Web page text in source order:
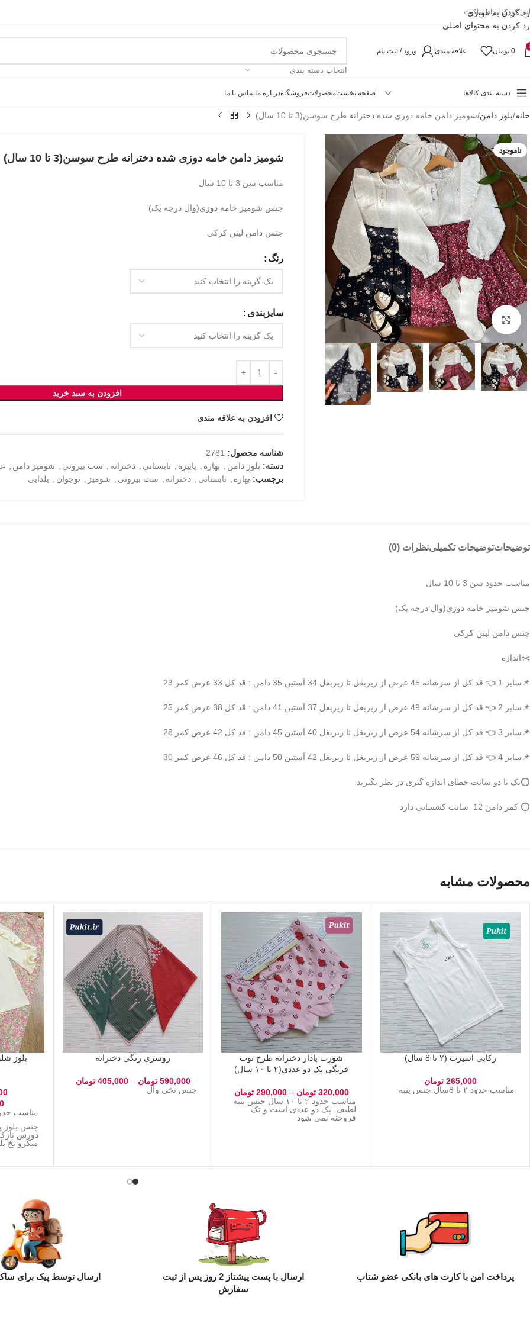
رد کردن به ناوبری
رد کردن به محتوای اصلی
کودک ایرانی پاکیت
0 تومان علاقه مندی ورود / ثبت نام
انتخاب دسته بندی
دسته بندی کالاها صفحه نخستمحصولاتفروشگاهدرباره ماتماس با ما
خانه بلوز دامن شومیز دامن خامه دوزی شده دخترانه طرح سوسن(3 تا 10 سال)
ناموجود
بزرگنمایی تصویر
شومیز دامن خامه دوزی شده دخترانه طرح سوسن(3 تا 10 سال)
مناسب سن 3 تا 10 سال
جنس شومیز خامه دوزی(وال درجه یک)
جنس دامن لینن کرکی
رنگ
سایزبندی
افزودن به سبد خرید
افزودن به علاقه مندی
شناسه محصول: 2781
دسته: بلوز دامن بهاره پاییزه تابستانی دخترانه ست بیرونی شومیز دامن
برچسب: بهاره تابستانی دخترانه ست بیرونی شومیز نوجوان یلدایی
توضیحاتتوضیحات تکمیلینظرات (0)
مناسب حدود سن 3 تا 10 سال
جنس شومیز خامه دوزی(وال درجه یک)
جنس دامن لینن کرکی
✂️اندازه
📌سایز 1 👈 قد کل از سرشانه 45 عرض از زیربغل تا زیربغل 34 آستین 35 دامن : قد کل 33 عرض کمر 23
📌سایز 2 👈 قد کل از سرشانه 49 عرض از زیربغل تا زیربغل 37 آستین 41 دامن : قد کل 38 عرض کمر 25
📌سایز 3 👈 قد کل از سرشانه 54 عرض از زیربغل تا زیربغل 40 آستین 45 دامن : قد کل 42 عرض کمر 28
📌سایز 4 👈 قد کل از سرشانه 59 عرض از زیربغل تا زیربغل 42 آستین 50 دامن : قد کل 46 عرض کمر 30
⭕️یک تا دو سانت خطای اندازه گیری در نظر بگیرید
⭕️ کمر دامن 12 سانت کشسانی دارد
محصولات مشابه
رکابی اسپرت (۲ تا 8 سال)
265,000 تومان
مناسب حدود ۲ تا 8سال جنس پنبه
شورت پادار دخترانه طرح توت
فرنگی پک دو عددی(۲ تا ۱۰ سال)
320,000 تومان –
290,000 تومان
مناسب حدود ۲ تا ۱۰ سال جنس پنبه
لطیف. پک دو عددی است و تک
فروخته نمی شود
روسری رنگی دخترانه
590,000 تومان –
405,000 تومان
جنس نخی وال
بلوز
مناسب حدود 5 تا 14
جنس بلوز
دورس
میکرو نخ
ست
پرداخت امن با کارت های بانکی عضو شتاب
ارسال با پست پیشتاز 2 روز پس از ثبت
سفارش
ارسال توسط پیک برای